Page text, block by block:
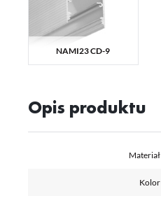
NAMI23 CD-9
Opis produktu
Materiał
Kolor